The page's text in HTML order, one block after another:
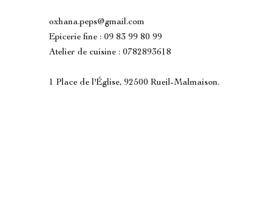
oxhana.peps@gmail.com
Epicerie fine : 09 83 99 80 99
Atelier de cuisine : 0782893618
1 Place de l'Église, 92500 Rueil-Malmaison.